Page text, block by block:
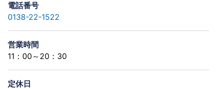
電話番号
0138-22-1522
営業時間
11：00～20：30
定休日